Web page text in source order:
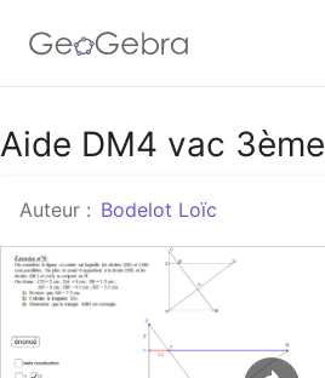
Google Classroom
Classe GeoGebra
Se connecter
Aide DM4 vac 3ème
Auteur : Bodelot Loïc